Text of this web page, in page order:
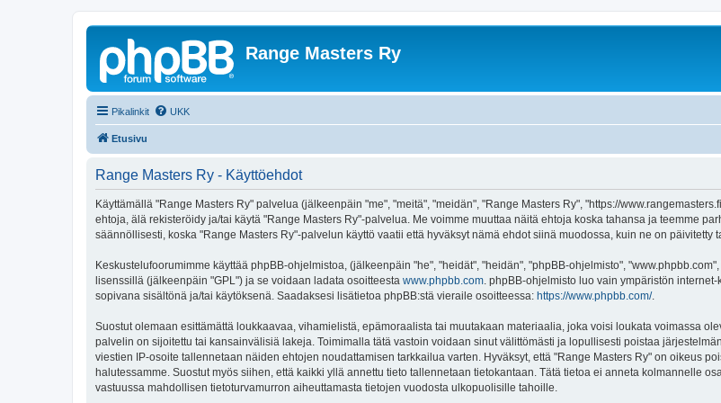
Range Masters Ry
Pikalinkit UKK
Etusivu
Range Masters Ry - Käyttöehdot
Käyttämällä "Range Masters Ry" palvelua (jälkeenpäin "me", "meitä", "meidän", "Range Masters Ry", "https://
ehtoja, älä rekisteröidy ja/tai käytä "Range Masters Ry"-palvelua. Me voimme muuttaa näitä ehtoja koska tahansa ja teemme
säännöllisesti, koska "Range Masters Ry"-palvelun käyttö vaatii että hyväksyt nämä ehdot siinä muodossa, kuin ne on päivitetty
Keskustelufoorumimme käyttää phpBB-ohjelmistoa, (jälkeenpäin "he", "heidät", "heidän", "phpBB-ohjelmisto",
lisenssillä (jälkeenpäin "GPL") ja se voidaan ladata osoitteesta www.phpbb.com. phpBB-ohjelmisto luo vain ympäristön
sopivana sisältönä ja/tai käytöksenä. Saadaksesi lisätietoa phpBB:stä vieraile osoitteessa: https://www.phpbb.com/.
Suostut olemaan esittämättä loukkaavaa, vihamielistä, epämoraalista tai muutakaan materiaalia, joka voisi loukata voimassa
palvelin on sijoitettu tai kansainvälisiä lakeja. Toimimalla tätä vastoin voidaan sinut välittömästi ja lopullisesti poistaa
viestien IP-osoite tallennetaan näiden ehtojen noudattamisen tarkkailua varten. Hyväksyt, että "Range Masters Ry" on oikeus
halutessamme. Suostut myös siihen, että kaikki yllä annettu tieto tallennetaan tietokantaan. Tätä tietoa ei anneta kolmannelle
vastuussa mahdollisen tietoturvamurron aiheuttamasta tietojen vuodosta ulkopuolisille tahoille.